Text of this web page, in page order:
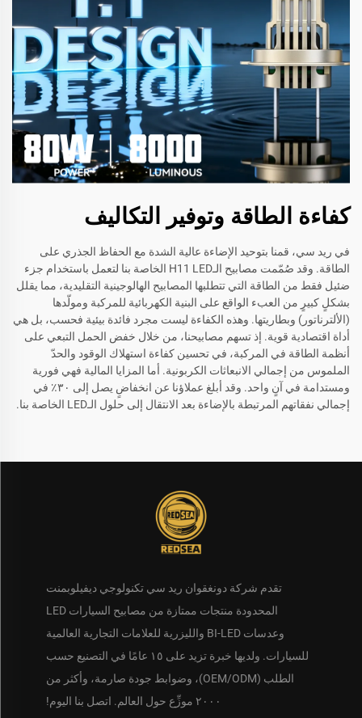
كفاءة الطاقة وتوفير التكاليف
في ريد سي، قمنا بتوحيد الإضاءة عالية الشدة مع الحفاظ الجذري على
الطاقة. وقد صُمّمت مصابيح الـH11 LED الخاصة بنا لتعمل باستخدام جزء
ضئيل فقط من الطاقة التي تتطلبها المصابيح الهالوجينية التقليدية، مما يقلل
بشكلٍ كبيرٍ من العبء الواقع على البنية الكهربائية للمركبة ومولّدها
(الألترناتور) وبطاريتها. وهذه الكفاءة ليست مجرد فائدة بيئية فحسب، بل هي
أداة اقتصادية قوية. إذ تسهم مصابيحنا، من خلال خفض الحمل التبعي على
أنظمة الطاقة في المركبة، في تحسين كفاءة استهلاك الوقود والحدّ
الملموس من إجمالي الانبعاثات الكربونية. أما المزايا المالية فهي فورية
ومستدامة في آنٍ واحد. وقد أبلغ عملاؤنا عن انخفاضٍ يصل إلى ٣٠٪ في
إجمالي نفقاتهم المرتبطة بالإضاءة بعد الانتقال إلى حلول الـLED الخاصة بنا.
تقدم شركة دونغقوان ريد سي تكنولوجي ديفيلوبمنت
المحدودة منتجات ممتازة من مصابيح السيارات LED
وعدسات BI-LED والليزرية للعلامات التجارية العالمية
للسيارات. ولديها خبرة تزيد على ١٥ عامًا في التصنيع حسب
الطلب (OEM/ODM)، وضوابط جودة صارمة، وأكثر من
٢٠٠٠ موزِّع حول العالم. اتصل بنا اليوم!